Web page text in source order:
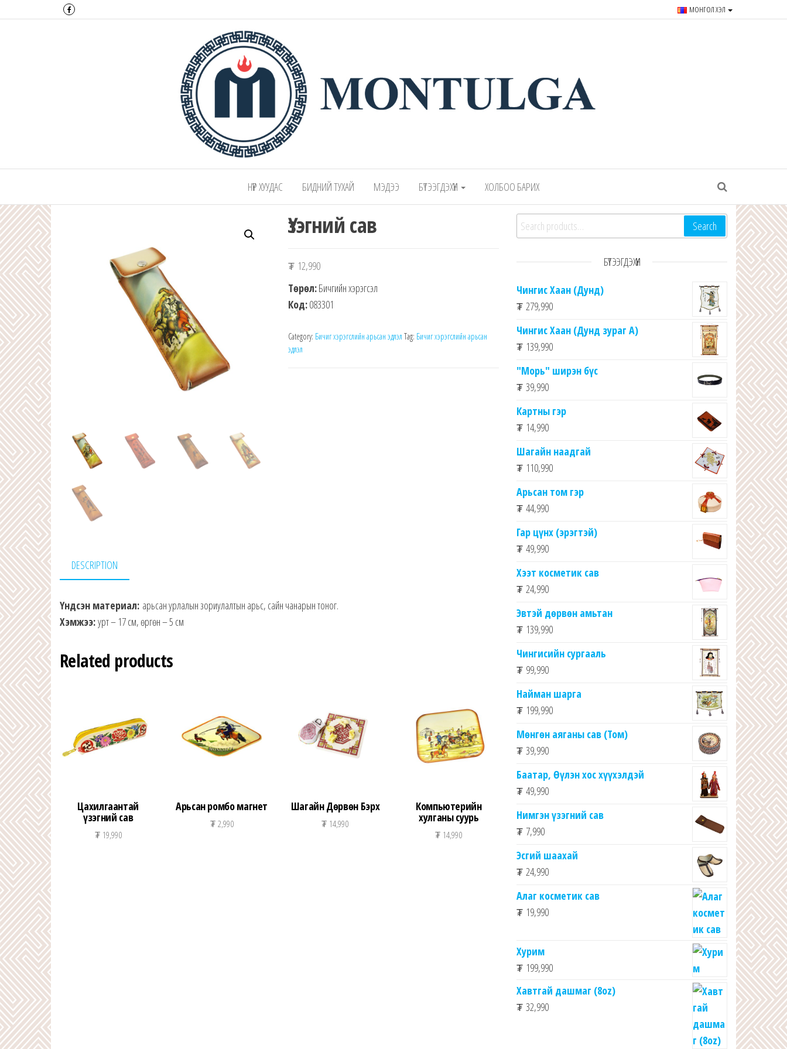
МОНГОЛ ХЭЛ
Монтулга ХХК – Montulga LLC
Mongolian leading manufacturer of leather souvenirs and goods since
НҮҮР ХУУДАС БИДНИЙ ТУХАЙ МЭДЭЭ БҮТЭЭГДЭХҮҮН ХОЛБОО БАРИХ
Үзэгний сав
₮ 12,990
Төрөл:Бичгийн хэрэгсэл
Код:083301
Category: Бичиг хэрэгслийн арьсан эдлэл Tag: Бичиг хэрэгслийн арьсан
эдлэл
DESCRIPTION
Үндсэн материал: арьсан урлалын зориулалтын арьс, сайн чанарын тоног.
Хэмжээ:урт – 17 см, өргөн – 5 см
Related products
Цахилгаантай
үзэгний сав
₮19,990
Арьсан ромбо магнет
₮2,990
Шагайн Дөрвөн Бэрх
₮ 14,990
Компьютерийн
хулганы суурь
₮ 14,990
Search for: Search
БҮТЭЭГДЭХҮҮН
Чингис Хаан (Дунд)
₮ 279,990
Чингис Хаан (Дунд зураг А)
₮ 139,990
"Морь" ширэн бүс
₮ 39,990
Картны гэр
₮ 14,990
Шагайн наадгай
₮ 110,990
Арьсан том гэр
₮ 44,990
Гар цүнх (эрэгтэй)
₮ 49,990
Хээт косметик сав
₮ 24,990
Эвтэй дөрвөн амьтан
₮ 139,990
Чингисийн сургааль
₮ 99,990
Найман шарга
₮ 199,990
Мөнгөн аяганы сав (Том)
₮ 39,990
Баатар, Өүлэн хос хүүхэлдэй
₮ 49,990
Нимгэн үзэгний сав
₮ 7,990
Эсгий шаахай
₮ 24,990
Алаг косметик сав
₮ 19,990
Хурим
₮ 199,990
Хавтгай дашмаг (8oz)
₮ 32,990